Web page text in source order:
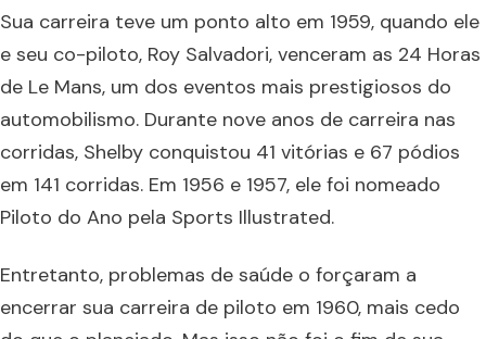
Sua carreira teve um ponto alto em 1959, quando ele
e seu co-piloto, Roy Salvadori, venceram as 24 Horas
de Le Mans, um dos eventos mais prestigiosos do
automobilismo. Durante nove anos de carreira nas
corridas, Shelby conquistou 41 vitórias e 67 pódios
em 141 corridas. Em 1956 e 1957, ele foi nomeado
Piloto do Ano pela Sports Illustrated.
Entretanto, problemas de saúde o forçaram a
encerrar sua carreira de piloto em 1960, mais cedo